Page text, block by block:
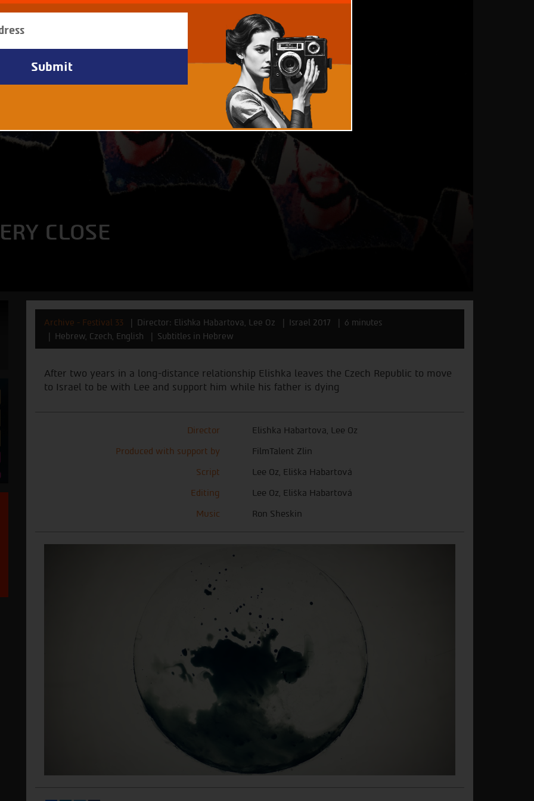
CLOSE
Archive - Festival 33 Director: Elishka Habartova, Lee Oz Israel 2017
6 minutes
Hebrew, Czech, English
Subtitles in Hebrew
After two years in a long-distance relationship Elishka leaves the Czech Republic to move
to Israel to be with Lee and support him while his father is dying
Director
Elishka Habartova, Lee Oz
Produced with support by
FilmTalent Zlin
Script
Lee Oz, Eliška Habartová
Editing
Lee Oz, Eliška Habartová
Music
Ron Sheskin